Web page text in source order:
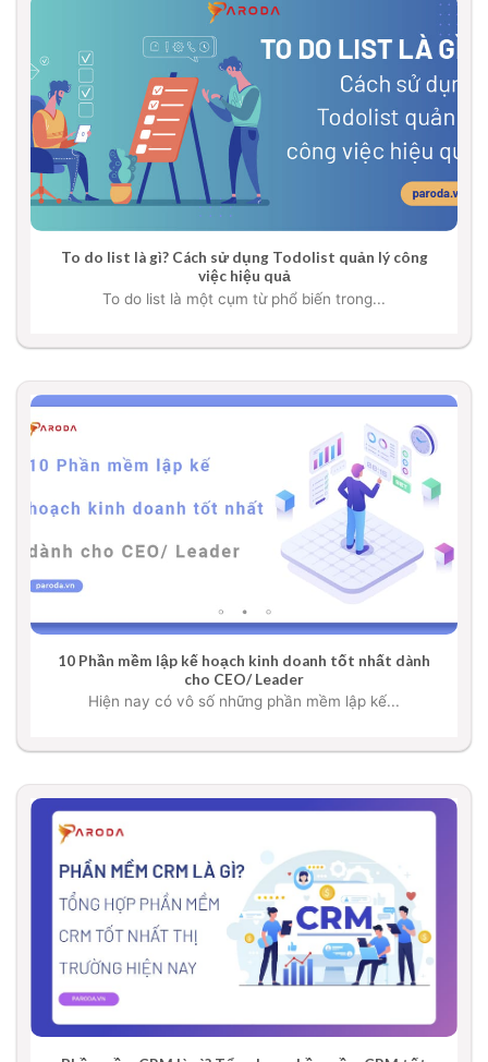
To do list là gì? Cách sử dụng Todolist quản lý công
việc hiệu quả
To do list là một cụm từ phổ biến trong...
10 Phần mềm lập kế hoạch kinh doanh tốt nhất dành
cho CEO/ Leader
Hiện nay có vô số những phần mềm lập kế...